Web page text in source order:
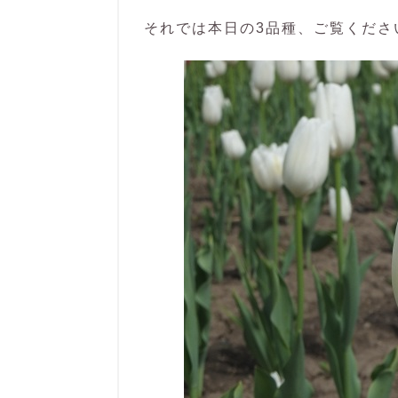
それでは本日の3品種、ご覧くださ